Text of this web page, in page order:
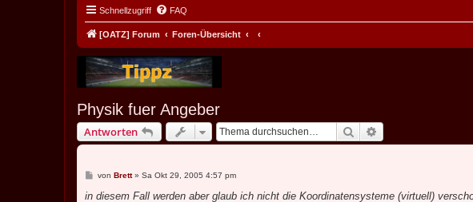
Schnellzugriff FAQ
[OATZ] Forum Foren-Übersicht
Physik fuer Angeber
Antworten Suche
Bvon Brett» Sa Okt 29, 2005 4:57 pm
in diesem Fall werden aber glaub ich nicht die Koordinatensysteme (virtuell)